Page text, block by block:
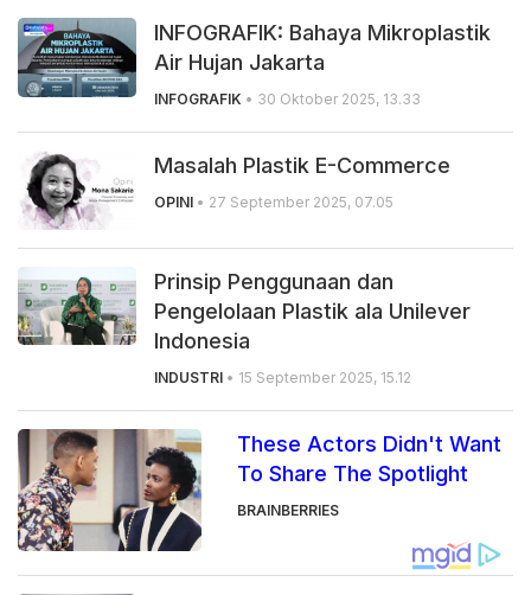
INFOGRAFIK: Bahaya Mikroplastik
Air Hujan Jakarta
INFOGRAFIK • 30 Oktober 2025, 13.33
Masalah Plastik E-Commerce
OPINI • 27 September 2025, 07.05
Prinsip Penggunaan dan
Pengelolaan Plastik ala Unilever
Indonesia
INDUSTRI • 15 September 2025, 15.12
These Actors Didn't Want
To Share The Spotlight
BRAINBERRIES